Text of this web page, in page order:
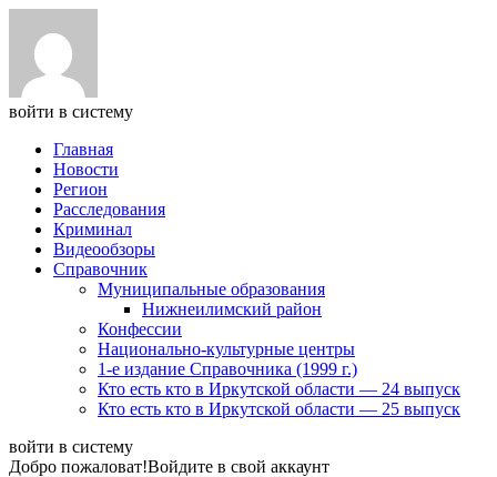
войти в систему
Главная
Новости
Регион
Расследования
Криминал
Видеообзоры
Справочник
Муниципальные образования
Нижнеилимский район
Конфессии
Национально-культурные центры
1-е издание Справочника (1999 г.)
Кто есть кто в Иркутской области — 24 выпуск
Кто есть кто в Иркутской области — 25 выпуск
войти в систему
Добро пожаловат!Войдите в свой аккаунт